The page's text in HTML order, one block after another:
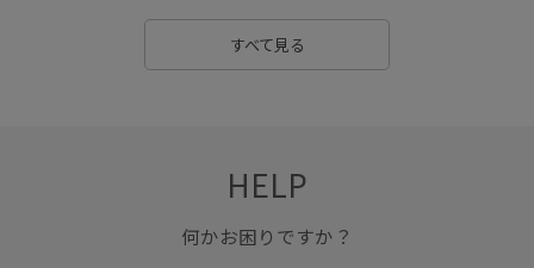
すべて見る
HELP
何かお困りですか？